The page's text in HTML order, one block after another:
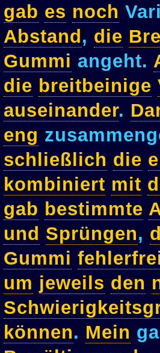
gab es noch
Abstand, die
Gummi angeht.
die breitbeinige
auseinander.
eng
schließlich die
kombiniert mit
gab bestimmte
und Sprüngen,
Gummi
um jeweils den
können. Mein